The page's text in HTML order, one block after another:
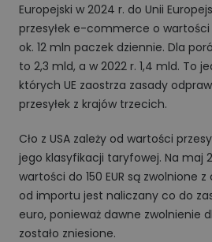
Europejski w 2024 r. do Unii
przesyłek e-commerce o wartości
ok. 12 mln paczek dziennie. Dla
to 2,3 mld, a w 2022 r. 1,4 mld. To
których UE zaostrza zasady
przesyłek z krajów trzecich.
Cło z USA zależy od wartości
jego klasyfikacji taryfowej. Na maj
wartości do 150 EUR są zwolnione z
od importu jest naliczany co do
euro, ponieważ dawne zwolnienie
zostało zniesione.